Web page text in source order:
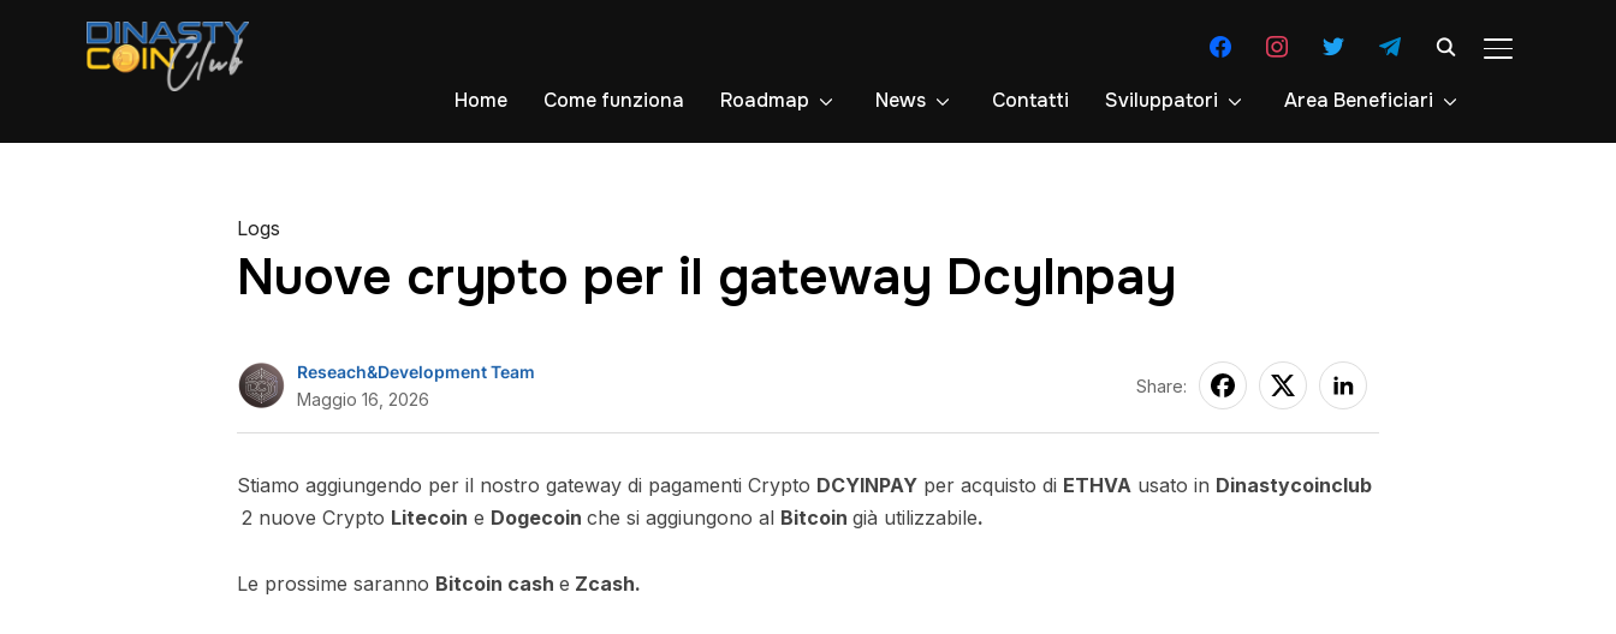
APRI/CHIUDI
facebookinstagram
twitter telegram
Home Come funziona Roadmap News Contatti Sviluppatori Area Beneficiari
Logs
Nuove crypto per il gateway DcyInpay
Reseach&Development Team
Maggio 16, 2026
Share:
Stiamo aggiungendo per il nostro gateway di pagamenti Crypto DCYINPAY per acquisto di ETHVA usato in Dinastycoinclub
2 nuove Crypto Litecoin e Dogecoin che si aggiungono al Bitcoin già utilizzabile.
Le prossime saranno Bitcoin cash e Zcash.